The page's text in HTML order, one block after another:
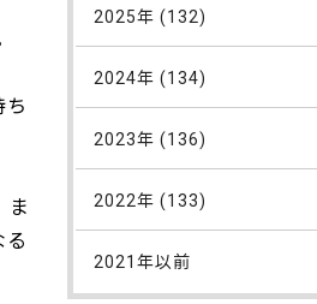
ま
2025年 (132)
2024年 (134)
2023年 (136)
2022年 (133)
2021年以前